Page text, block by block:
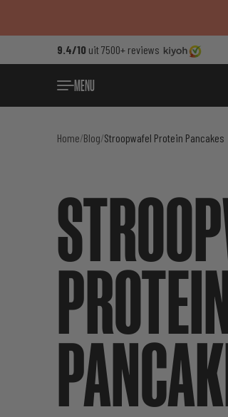
9.4/10 uit 7500+ reviews
MENU
Home/Blog/Stroopwafel Protein Pancakes
PROTEIN